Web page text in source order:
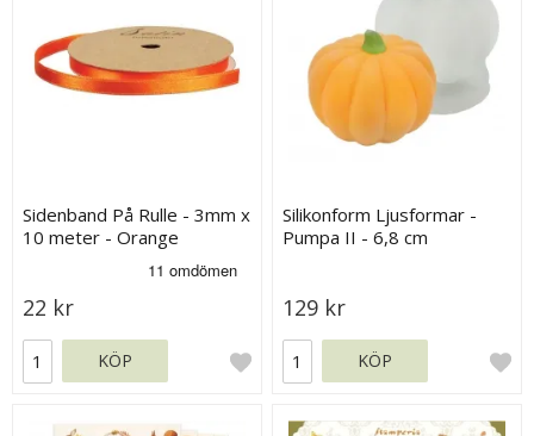
Sidenband På Rulle - 3mm x
10 meter - Orange
22 kr
KÖP
Silikonform Ljusformar -
Pumpa II - 6,8 cm
129 kr
KÖP